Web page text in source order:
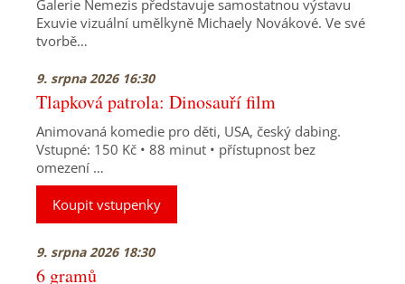
Galerie Nemezis představuje samostatnou výstavu
Exuvie vizuální umělkyně Michaely Novákové. Ve své
tvorbě…
9. srpna 2026 16:30
Tlapková patrola: Dinosauří film
Animovaná komedie pro děti, USA, český dabing.
Vstupné: 150 Kč • 88 minut • přístupnost bez
omezení …
Koupit vstupenky
9. srpna 2026 18:30
6 gramů